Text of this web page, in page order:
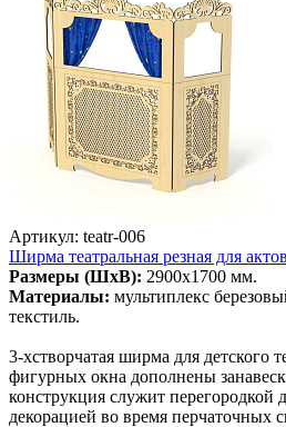
Артикул: teatr-006
Ширма театральная резная для
Размеры (ШхВ): 2900х1700 мм.
Материалы: мультиплекс
текстиль.
3-хстворчатая ширма для детского
фигурных окна дополнены
конструкция служит перегородкой
декорацией во время перчаточных